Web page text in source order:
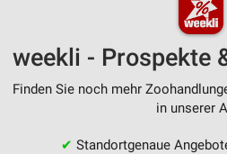
weekli - Prospekte
Finden Sie noch mehr
in unserer
✔ Standortgenaue